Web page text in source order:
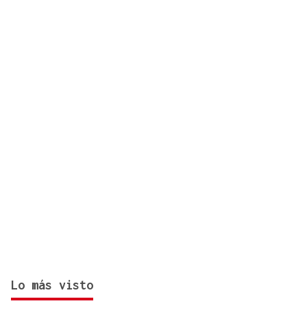
Lo más visto